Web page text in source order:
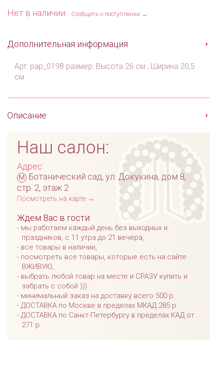
Нет в наличии Сообщить о поступлении →
Дополнительная информация
Арт: pap_0198 размер: Высота 26 см., Ширина 20,5
см.
Описание
Наш салон:
Адрес:
м Ботанический сад, ул. Докукина, дом 8,
стр. 2, этаж 2
Посмотреть на карте →
Ждем Вас в гости:
мы работаем каждый день без выходных и
праздников, с 11 утра до 21 вечера,
все товары в наличии,
посмотреть все товары, которые есть на сайте
ВЖИВУЮ,
выбрать любой товар на месте и СРАЗУ купить и
забрать с собой )))
минимальный заказ на доставку всего 500 р.
ДОСТАВКА по Москве в пределах МКАД 285 р.
ДОСТАВКА по Санкт-Петербургу в пределах КАД от
271 р.